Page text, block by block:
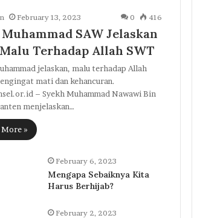
February 13, 2023 0 416
SAW Jelaskan
Terhadap Allah SWT
jelaskan, malu terhadap Allah
mati dan kehancuran.
– Syekh Muhammad Nawawi Bin
menjelaskan…
More »
February 6, 2023
Mengapa Sebaiknya Kita
Harus Berhijab?
February 2, 2023